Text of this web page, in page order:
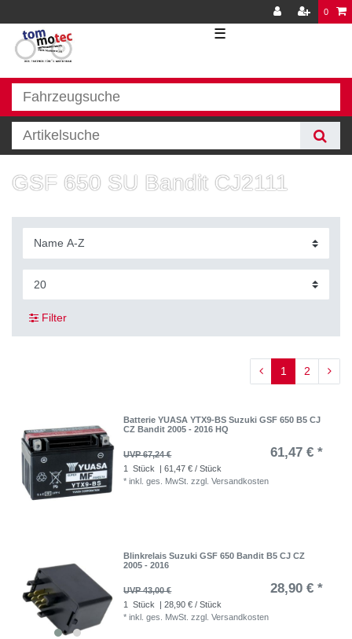
0
☰
GSF 650 SU Bandit CJ2111
Filter
1 2
Batterie YUASA YTX9-BS Suzuki GSF 650 B5 CJ
CZ Bandit 2005 - 2016 HQ
UVP 67,24 € 61,47 € *
1 Stück
| 61,47 € / Stück
*inkl. ges. MwSt. zzgl.Versandkosten
Blinkrelais Suzuki GSF 650 Bandit B5 CJ CZ
2005 - 2016
UVP 43,00 € 28,90 € *
1 Stück
| 28,90 € / Stück
*inkl. ges. MwSt. zzgl.Versandkosten